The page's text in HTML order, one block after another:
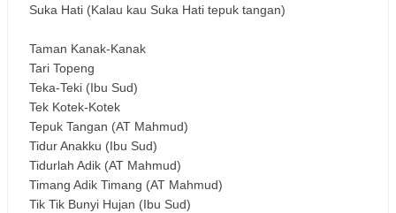
Suka Hati (Kalau kau Suka Hati tepuk tangan)
Taman Kanak-Kanak
Tari Topeng
Teka-Teki (Ibu Sud)
Tek Kotek-Kotek
Tepuk Tangan (AT Mahmud)
Tidur Anakku (Ibu Sud)
Tidurlah Adik (AT Mahmud)
Timang Adik Timang (AT Mahmud)
Tik Tik Bunyi Hujan (Ibu Sud)